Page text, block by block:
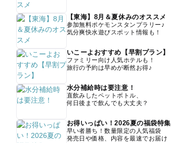
【東海】8月＆夏休みのオススメ
参加無料ポケモンスタンプラリー♪
気分爽快水遊びスポット情報も！
いこーよおすすめ【早割プラン】
ファミリー向け人気ホテルも！
旅行の予約は早めが断然お得♪
水分補給時は要注意！
直飲みしたペットボトル、
何日後まで飲んでも大丈夫？
お得いっぱい！2026夏の福袋特集
早い者勝ち！数量限定の人気福袋
発売日や価格、内容を最速でお届け